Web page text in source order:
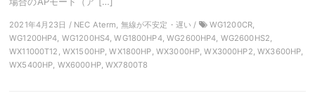
2021年4月23日 / NEC Aterm, 無線が不安定・遅い /
WG1200CR,
WG1200HP4, WG1200HS4, WG1800HP4, WG2600HP4, WG2600HS2,
WX11000T12, WX1500HP, WX1800HP, WX3000HP, WX3000HP2, WX3600HP,
WX5400HP, WX6000HP, WX7800T8